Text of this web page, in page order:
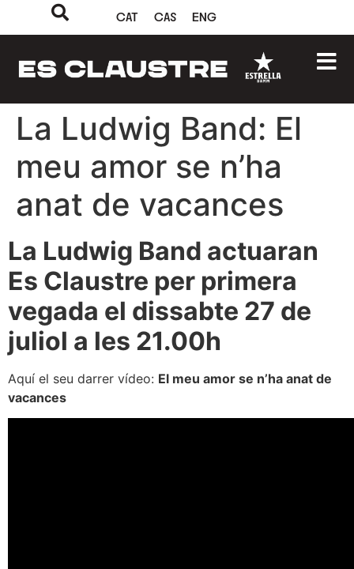
CAT CAS ENG
La Ludwig Band: El
meu amor se n’ha
anat de vacances
La Ludwig Band actuaran
Es Claustre per primera
vegada el dissabte 27 de
juliol a les 21.00h
Aquí el seu darrer vídeo: El meu amor se n’ha anat de
vacances